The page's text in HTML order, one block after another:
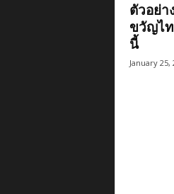
ตัวอย่า
ขวัญไท
นี้
January 25,